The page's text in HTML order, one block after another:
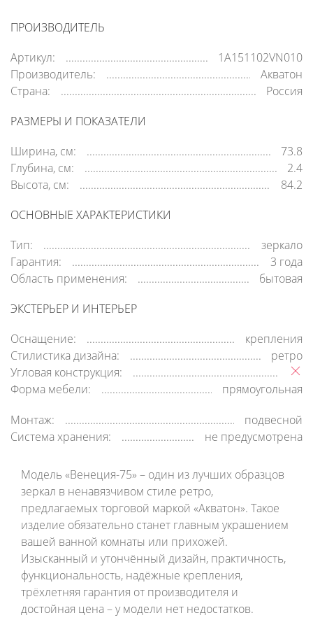
ПРОИЗВОДИТЕЛЬ
Артикул:
1A151102VN010
Производитель:
Акватон
Страна:
Россия
РАЗМЕРЫ И ПОКАЗАТЕЛИ
Ширина, см:
73.8
Глубина, см:
2.4
Высота, см:
84.2
ОСНОВНЫЕ ХАРАКТЕРИСТИКИ
Тип:
зеркало
Гарантия:
3 года
Область применения:
бытовая
ЭКСТЕРЬЕР И ИНТЕРЬЕР
Оснащение:
крепления
Стилистика дизайна:
ретро
Угловая конструкция:
Форма мебели:
прямоугольная
Монтаж:
подвесной
Система хранения:
не предусмотрена
Модель «Венеция-75» – один из лучших образцов
зеркал в ненавязчивом стиле ретро,
предлагаемых торговой маркой «Акватон». Такое
изделие обязательно станет главным украшением
вашей ванной комнаты или прихожей.
Изысканный и утончённый дизайн, практичность,
функциональность, надёжные крепления,
трёхлетняя гарантия от производителя и
достойная цена – у модели нет недостатков.